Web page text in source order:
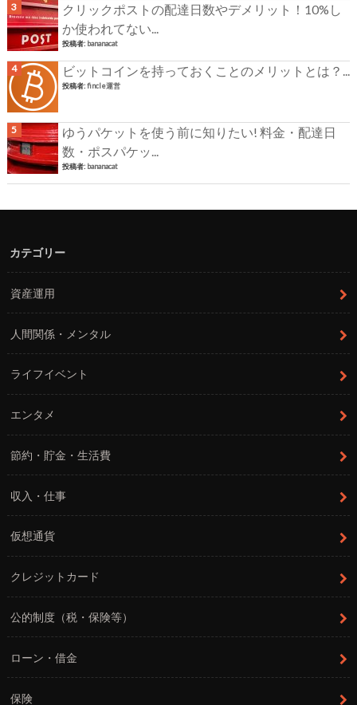
クリックポストの配達日数やデメリット！10%し
か使われてない...
投稿者: bananacat
ビットコインを持っておくことのメリットとは？...
投稿者:fincle運営
ゆうパケットを使う前に知りたい! 料金・配達日
数・ポスパケッ...
投稿者: bananacat
カテゴリー
資産運用
人間関係・メンタル
ライフイベント
エンタメ
節約・貯金・生活費
収入・仕事
仮想通貨
クレジットカード
公的制度（税・保険等）
ローン・借金
保険